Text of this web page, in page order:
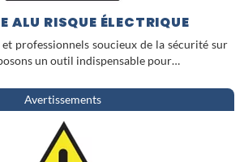
ALU RISQUE ÉLECTRIQUE
professionnels soucieux de la sécurité sur
un outil indispensable pour…
Avertissements